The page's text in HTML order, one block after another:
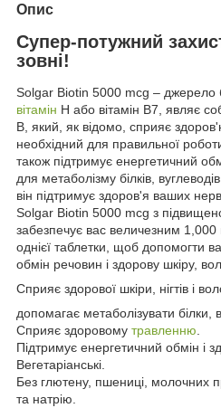
Опис
Супер-потужний
зовні!
Solgar Biotin 5000 mcg – джерело
вітамін Н або вітамін В7, являє
В, який, як відомо, сприяє здоров'ю
необхідний для правильної
також підтримує енергетичний
для метаболізму білків,
він підтримує здоров'я ваших
Solgar Biotin 5000 mcg з
забезпечує вас величезним 1,000
однієї таблетки, щоб допомогти
обмін речовин і здорову шкіру,
Сприяє здорової шкіри, нігтів і
допомагає метаболізувати білки,
Сприяє здоровому травленню.
Підтримує енергетичний обмін і
Вегетаріанські.
Без глютену, пшениці, молочних
та натрію.